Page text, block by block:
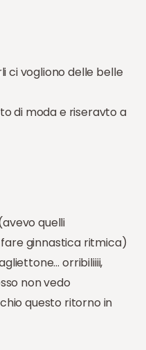
ci vogliono delle belle
di moda e riseravto a
quelli
ginnastica ritmica)
orribiliiii,
non vedo
questo ritorno in